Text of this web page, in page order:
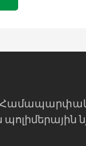
Ltd.